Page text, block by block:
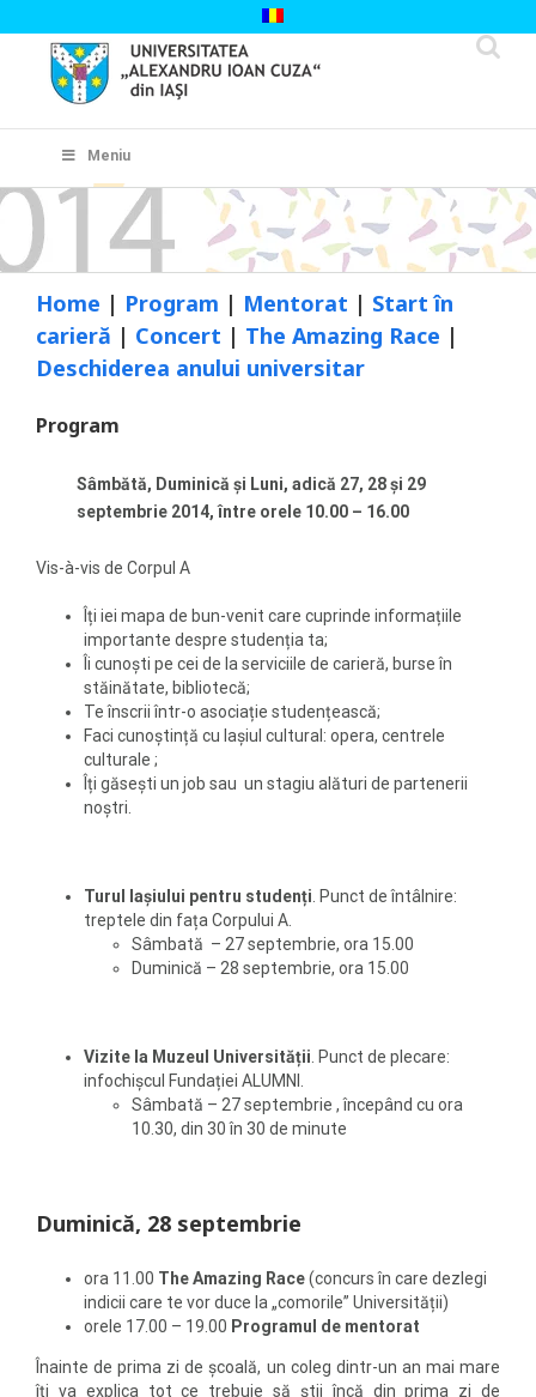
to
content
Meniu
Home | Program | Mentorat | Start în
carieră | Concert | The Amazing Race |
Deschiderea anului universitar
Program
Sâmbătă, Duminică și Luni, adică 27, 28 și 29
septembrie 2014, între orele 10.00 – 16.00
Vis-à-vis de Corpul A
Îți iei mapa de bun-venit care cuprinde informațiile
importante despre studenția ta;
Îi cunoști pe cei de la serviciile de carieră, burse în
stăinătate, bibliotecă;
Te înscrii într-o asociație studențească;
Faci cunoștință cu Iașiul cultural: opera, centrele
culturale ;
Îți găsești un job sau un stagiu alături de partenerii
noștri.
Turul Iașiului pentru studenți. Punct de întâlnire:
treptele din fața Corpului A.
Sâmbată – 27 septembrie, ora 15.00
Duminică – 28 septembrie, ora 15.00
Vizite la Muzeul Universității. Punct de plecare:
infochișcul Fundației ALUMNI.
Sâmbată – 27 septembrie , începând cu ora
10.30, din 30 în 30 de minute
Duminică, 28 septembrie
ora 11.00 The Amazing Race(concurs în care dezlegi
indicii care te vor duce la „comorile” Universității)
orele 17.00 – 19.00 Programul de mentorat
Înainte de prima zi de școală, un coleg dintr-un an mai mare
îți va explica tot ce trebuie să știi încă din prima zi de